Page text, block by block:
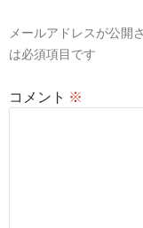
ョ
メールアドレスが公開
は必須項目です
コメント ※